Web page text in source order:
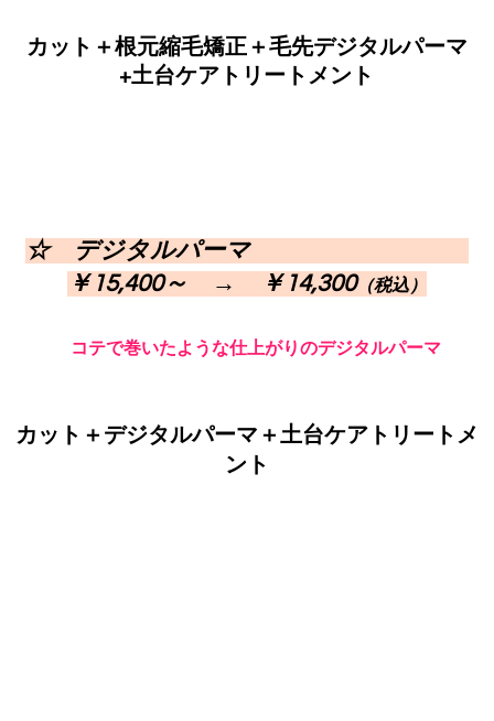
カット＋根元縮毛矯正＋毛先デジタルパーマ
+土台ケアトリートメント
☆ デジタルパーマ
￥15,400～ → ￥14,300（税込）
コテで巻いたような仕上がりのデジタルパーマ
カット ＋デジタルパーマ＋土台ケアトリートメ
ント